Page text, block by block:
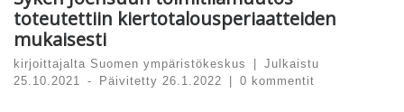
toteutettiin kiertotalousperiaatteiden
mukaisesti
kirjoittajalta Suomen ympäristökeskus
Julkaistu
25.10.2021
- Päivitetty26.1.2022 0 kommentit